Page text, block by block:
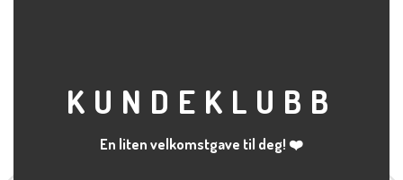
KUNDEKLUBB
En liten velkomstgave til deg! ❤️